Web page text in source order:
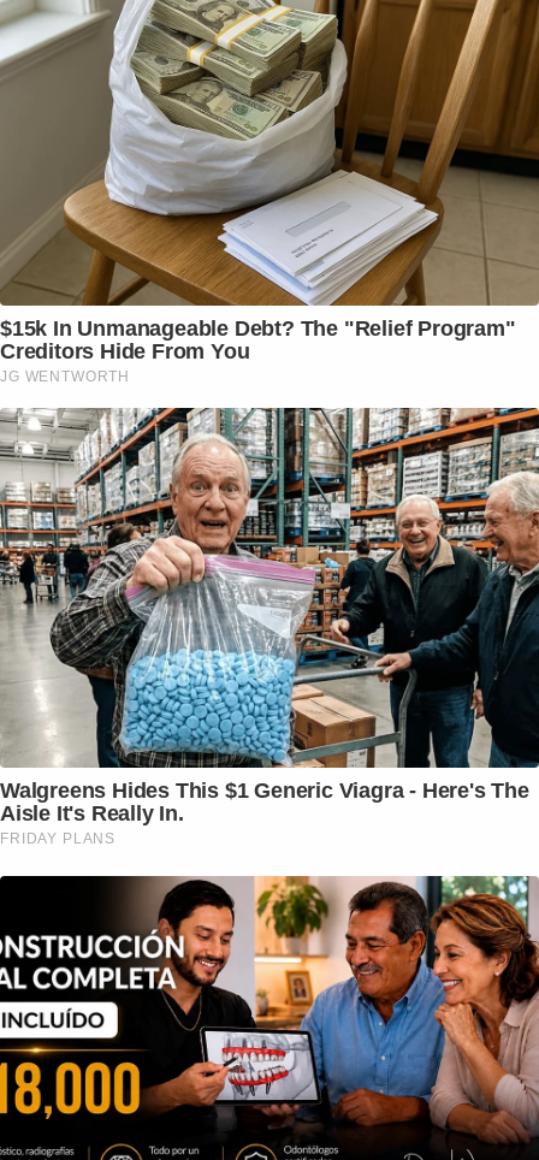
$15k In Unmanageable Debt? The "Relief Program"
Creditors Hide From You
JG WENTWORTH
Walgreens Hides This $1 Generic Viagra - Here's The
Aisle It's Really In.
FRIDAY PLANS